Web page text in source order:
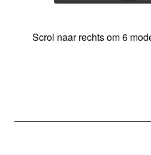
Scrol naar rechts om 6